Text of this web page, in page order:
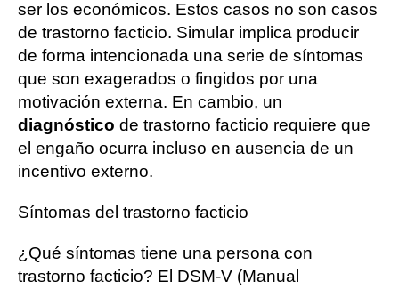
ser los económicos. Estos casos no son casos
de trastorno facticio. Simular implica producir
de forma intencionada una serie de síntomas
que son exagerados o fingidos por una
motivación externa. En cambio, un
diagnóstico de trastorno facticio requiere que
el engaño ocurra incluso en ausencia de un
incentivo externo.
Síntomas del trastorno facticio
¿Qué síntomas tiene una persona con
trastorno facticio? El DSM-V (Manual